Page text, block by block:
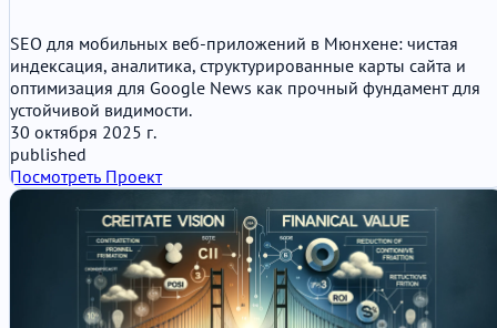
SEO для мобильных веб-приложений в Мюнхене: чистая
индексация, аналитика, структурированные карты сайта и
оптимизация для Google News как прочный фундамент для
устойчивой видимости.
30 октября 2025 г.
published
Посмотреть Проект